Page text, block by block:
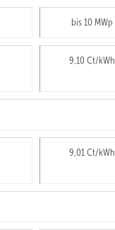
bis 10 MWp
9,10 Ct/kWh
9,01 Ct/kWh